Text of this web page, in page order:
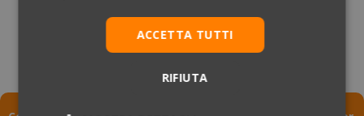
ACCETTA TUTTI
RIFIUTA